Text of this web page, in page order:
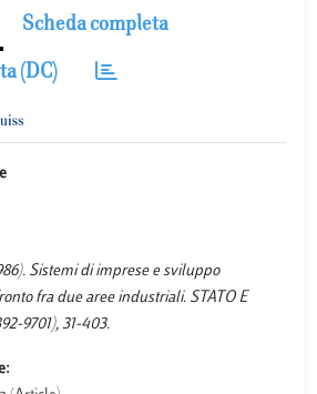
Scheda completa
(DC)
Sistemi di imprese e sviluppo
fra due aree industriali. STATO E
9701), 31-403.